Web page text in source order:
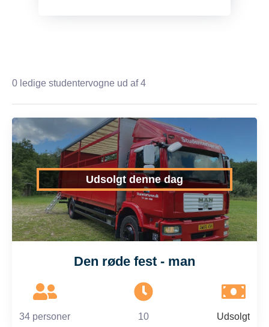
0 ledige studentervogne ud af 4
Udsolgt denne dag
Den røde fest - man
34 personer 10 Udsolgt